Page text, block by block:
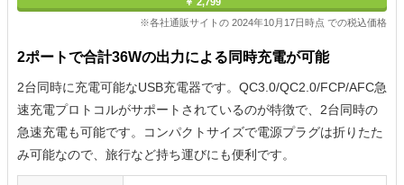
※各社通販サイトの 2024年10月17日時点 での税込価格
2ポートで合計36Wの出力による同時充電が可能
2台同時に充電可能なUSB充電器です。QC3.0/QC2.0/FCP/AFC急
速充電プロトコルがサポートされているのが特徴で、2台同時の
急速充電も可能です。コンパクトサイズで電源プラグは折りたた
み可能なので、旅行など持ち運びにも便利です。